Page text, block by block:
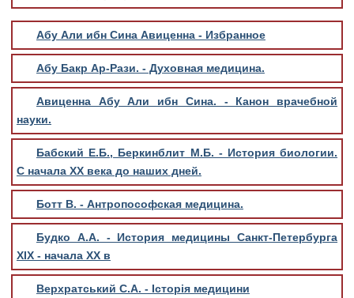
Абу Али ибн Сина Авиценна - Избранное
Абу Бакр Ар-Рази. - Духовная медицина.
Авиценна Абу Али ибн Сина. - Канон врачебной
науки.
Бабский Е.Б., Беркинблит М.Б. - История биологии.
С начала ХХ века до наших дней.
Ботт В. - Антропософская медицина.
Будко А.А. - История медицины Санкт-Петербурга
XIX - начала XX в
Верхратський С.А. - Історія медицини